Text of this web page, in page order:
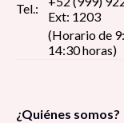
Tel.:
Ext: 1203
(Horario de
14:30 horas)
¿Quiénes somos?